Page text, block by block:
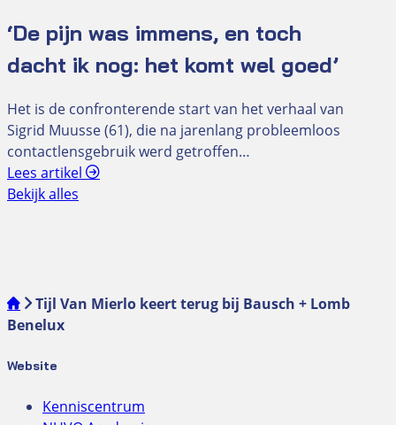
‘De pijn was immens, en toch
dacht ik nog: het komt wel goed’
Het is de confronterende start van het verhaal van
Sigrid Muusse (61), die na jarenlang probleemloos
contactlensgebruik werd getroffen…
Lees artikel
Bekijk alles
Tijl Van Mierlo keert terug bij Bausch + Lomb
Benelux
Website
Kenniscentrum